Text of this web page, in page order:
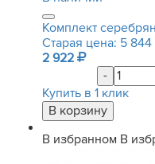
Комплект
Старая цена: 5 844
2 922
-
Купить в 1 клик
В избранном В